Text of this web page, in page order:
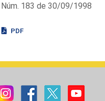
183 de 30/09/1998
PDF